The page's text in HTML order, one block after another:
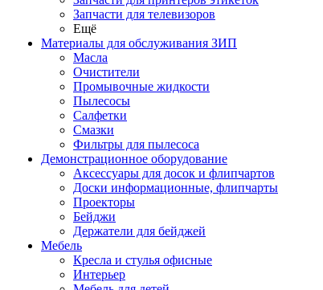
Запчасти для телевизоров
Ещё
Материалы для обслуживания ЗИП
Масла
Очистители
Промывочные жидкости
Пылесосы
Салфетки
Смазки
Фильтры для пылесоса
Демонстрационное оборудование
Аксессуары для досок и флипчартов
Доски информационные, флипчарты
Проекторы
Бейджи
Держатели для бейджей
Мебель
Кресла и стулья офисные
Интерьер